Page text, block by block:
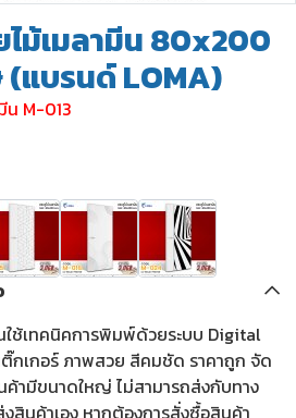
ม้เมลามีน 80x200
แบรนด์ LOMA)
น M-013
ใช้เทคนิคการพิมพ์ด้วยระบบ Digital
กเกอร์ ภาพสวย สีคมชัด ราคาถูก จัด
ค้ามีขนาดใหญ่ ไม่สามารถส่งกับทาง
สินค้าเอง หากต้องการสั่งซื้อสินค้า